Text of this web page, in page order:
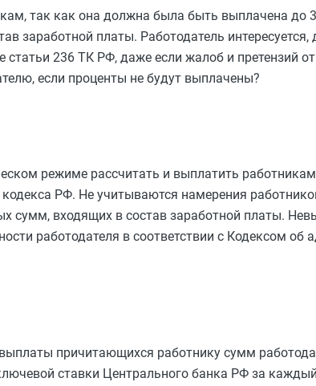
так как она должна была быть выплачена до
заработной платы. Работодатель интересуется,
236 ТК РФ, даже если жалоб и претензий
если проценты не будут выплачены?
режиме рассчитать и выплатить
РФ. Не учитываются намерения
сумм, входящих в состав заработной платы.
работодателя в соответствии с Кодексом об
причитающихся работнику сумм
ставки Центрального банка РФ за